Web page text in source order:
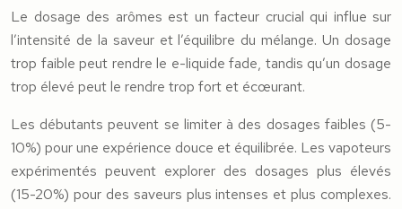
Le dosage des arômes est un facteur crucial qui influe sur
l’intensité de la saveur et l’équilibre du mélange. Un dosage
trop faible peut rendre le e-liquide fade, tandis qu’un dosage
trop élevé peut le rendre trop fort et écœurant.
Les débutants peuvent se limiter à des dosages faibles (5-
10%) pour une expérience douce et équilibrée. Les vapoteurs
expérimentés peuvent explorer des dosages plus élevés
(15-20%) pour des saveurs plus intenses et plus complexes.